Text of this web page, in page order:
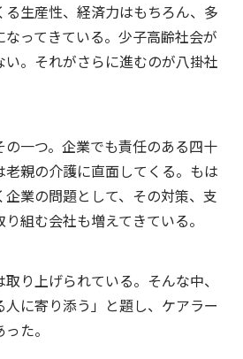
生産性、経済力はもちろん、多
なってきている。少子高齢社会が
。それがさらに進むのが八掛社
の一つ。企業でも責任のある四十
親の介護に直面してくる。もは
業の問題として、その対策、支
組む会社も増えてきている。
り上げられている。そんな中、
に寄り添う」と題し、ケアラー
た。